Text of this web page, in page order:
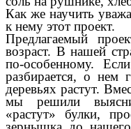
Как же научить
к нему этот проект.
Предлагаемый
возраст. В нашей
по-особенному.
разбирается, о нем
деревьях растут.
мы решили
«растут» булки,